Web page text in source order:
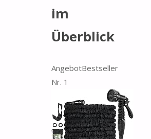
im
Überblick
AngebotBestseller
Nr. 1